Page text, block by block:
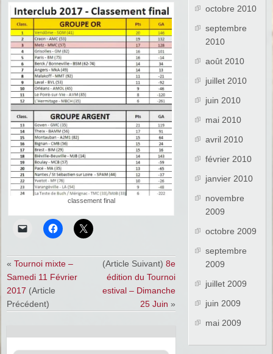
classement final
«Tournoi mixte –
Samedi 11 Février
2017 (Article
Précédent)
(Article Suivant) 8e
édition du Tournoi
estival – Dimanche
25 Juin »
octobre 2010
septembre
2010
août 2010
juillet 2010
juin 2010
mai 2010
avril 2010
février 2010
janvier 2010
novembre
2009
octobre 2009
septembre
2009
juillet 2009
juin 2009
mai 2009